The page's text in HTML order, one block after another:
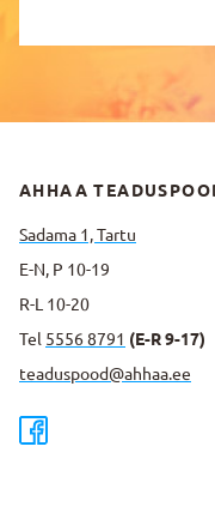
AHHAA
Sadama 1, Tartu
E-N, P 10-19
R-L 10-20
Tel 5556 8791 (E-R 9-17)
teaduspood@ahhaa.ee